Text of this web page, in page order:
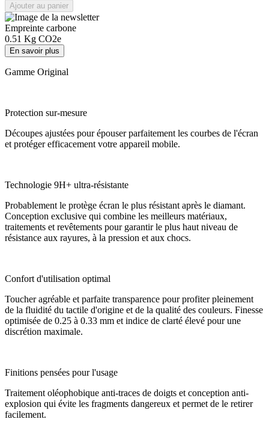
Ajouter au panier
Empreinte carbone
0.51 Kg CO2e
En savoir plus
Gamme Original
Protection sur-mesure
Découpes ajustées pour épouser parfaitement les courbes de l'écran
et protéger efficacement votre appareil mobile.
Technologie 9H+ ultra-résistante
Probablement le protège écran le plus résistant après le diamant.
Conception exclusive qui combine les meilleurs matériaux,
traitements et revêtements pour garantir le plus haut niveau de
résistance aux rayures, à la pression et aux chocs.
Confort d'utilisation optimal
Toucher agréable et parfaite transparence pour profiter pleinement
de la fluidité du tactile d'origine et de la qualité des couleurs. Finesse
optimisée de 0.25 à 0.33 mm et indice de clarté élevé pour une
discrétion maximale.
Finitions pensées pour l'usage
Traitement oléophobique anti-traces de doigts et conception anti-
explosion qui évite les fragments dangereux et permet de le retirer
facilement.